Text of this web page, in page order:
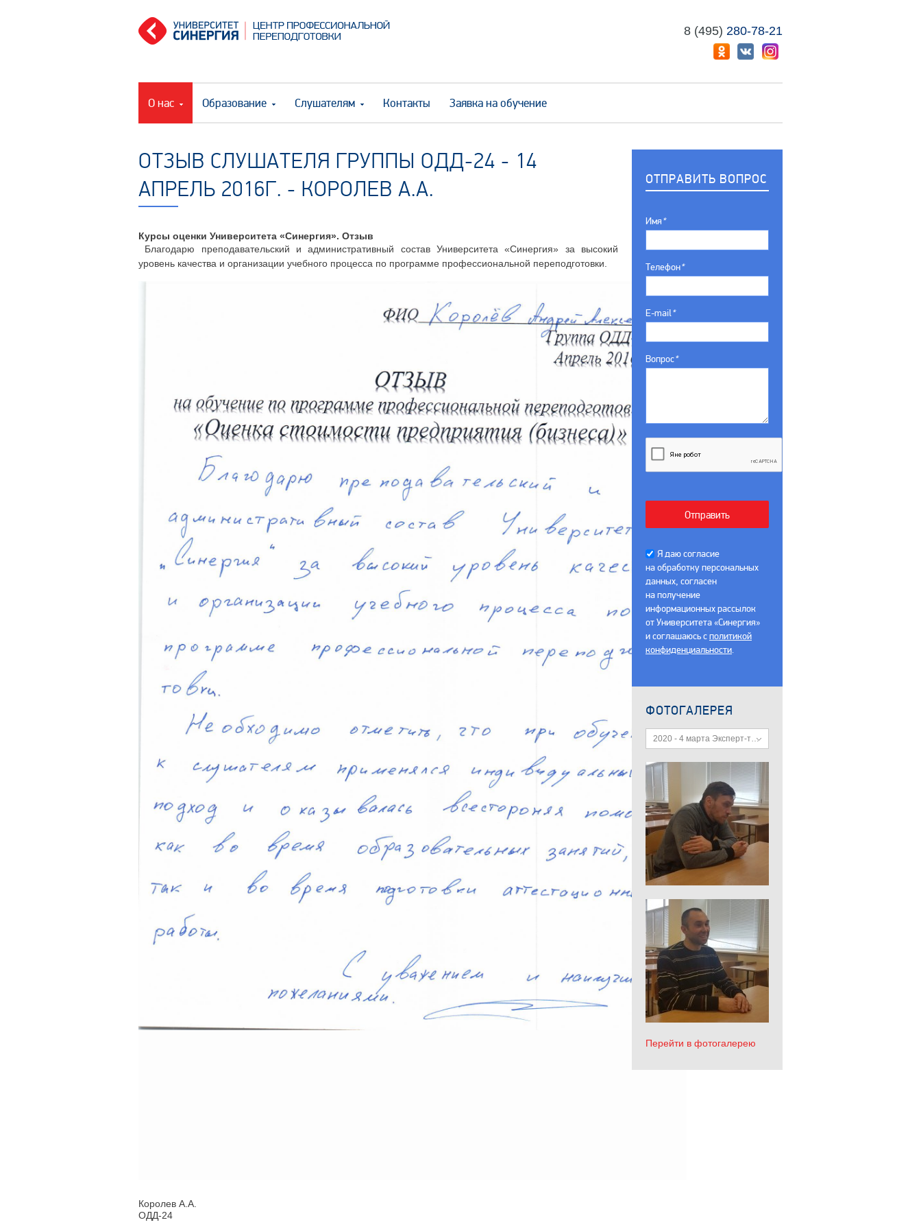
8 (495) 280-78-21
О нас Образование Слушателям Контакты Заявка на обучение
ОТЗЫВ СЛУШАТЕЛЯ ГРУППЫ ОДД-24 - 14
АПРЕЛЬ 2016Г. - КОРОЛЕВ А.А.
Курсы оценки Университета «Синергия». Отзыв
Благодарю преподавательский и административный состав Университета «Синергия» за высокий
уровень качества и организации учебного процесса по программе профессиональной переподготовки.
Королев А.А.
ОДД-24
ОТПРАВИТЬ ВОПРОС
Имя*
Телефон*
E-mail*
Вопрос*
Я даю согласие
на обработку персональных
данных, согласен
на получение
информационных рассылок
от Университета «Синергия»
и соглашаюсь cполитикой
конфиденциальности.
ФОТОГАЛЕРЕЯ
2020 - 4 марта Эксперт-техник
Перейти в фотогалерею